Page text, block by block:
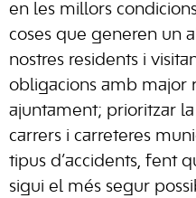
en les millors
coses que generen un
nostres residents i
obligacions amb major
ajuntament; prioritzar
carrers i carreteres
tipus d’accidents, fent
sigui el més segur